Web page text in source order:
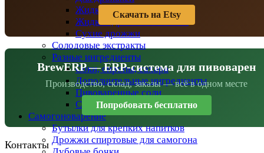
Жидкие дрожжи
Жидкие дрожжи BeersFan
Сухие дрожжи
Солодовые экстракты
Разные ингредиенты
Соки, сиропы, сахара
Дополнительные ингредиенты
Пивоваренные соли
Специи
Самогоноварение
Бутылки для крепких напитков
Дрожжи спиртовые для самогона
Скачать на Etsy
BrewERP — ERP-система для пивоварен
Производство, склад, заказы — всё в одном месте
Попробовать бесплатно
Контакты